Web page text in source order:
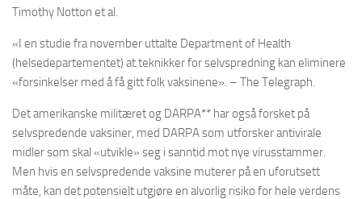
Timothy Notton et al.
«I en studie fra november uttalte Department of Health
(helsedepartementet) at teknikker for selvspredning kan eliminere
«forsinkelser med å få gitt folk vaksinene». – The Telegraph.
Det amerikanske militæret og DARPA** har også forsket på
selvspredende vaksiner, med DARPA som utforsker antivirale
midler som skal «utvikle» seg i sanntid mot nye virusstammer.
Men hvis en selvspredende vaksine muterer på en uforutsett
måte, kan det potensielt utgjøre en alvorlig risiko for hele verdens